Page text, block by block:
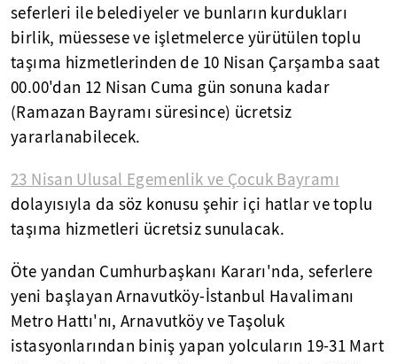
seferleri ile belediyeler ve bunların kurdukları
birlik, müessese ve işletmelerce yürütülen toplu
taşıma hizmetlerinden de 10 Nisan Çarşamba saat
00.00'dan 12 Nisan Cuma gün sonuna kadar
(Ramazan Bayramı süresince) ücretsiz
yararlanabilecek.
23 Nisan Ulusal Egemenlik ve Çocuk Bayramı
dolayısıyla da söz konusu şehir içi hatlar ve toplu
taşıma hizmetleri ücretsiz sunulacak.
Öte yandan Cumhurbaşkanı Kararı'nda, seferlere
yeni başlayan Arnavutköy-İstanbul Havalimanı
Metro Hattı'nı, Arnavutköy ve Taşoluk
istasyonlarından biniş yapan yolcuların 19-31 Mart